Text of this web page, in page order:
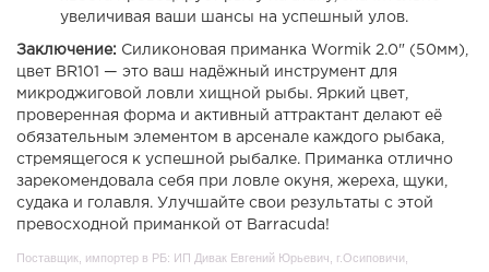
увеличивая ваши шансы на успешный улов.
Заключение: Силиконовая приманка Wormik 2.0" (50мм),
цвет BR101 — это ваш надёжный инструмент для
микроджиговой ловли хищной рыбы. Яркий цвет,
проверенная форма и активный аттрактант делают её
обязательным элементом в арсенале каждого рыбака,
стремящегося к успешной рыбалке. Приманка отлично
зарекомендовала себя при ловле окуня, жереха, щуки,
судака и голавля. Улучшайте свои результаты с этой
превосходной приманкой от Barracuda!
Поставщик, импортер в РБ: ИП Дивак Евгений Юрьевич, г.Осиповичи,